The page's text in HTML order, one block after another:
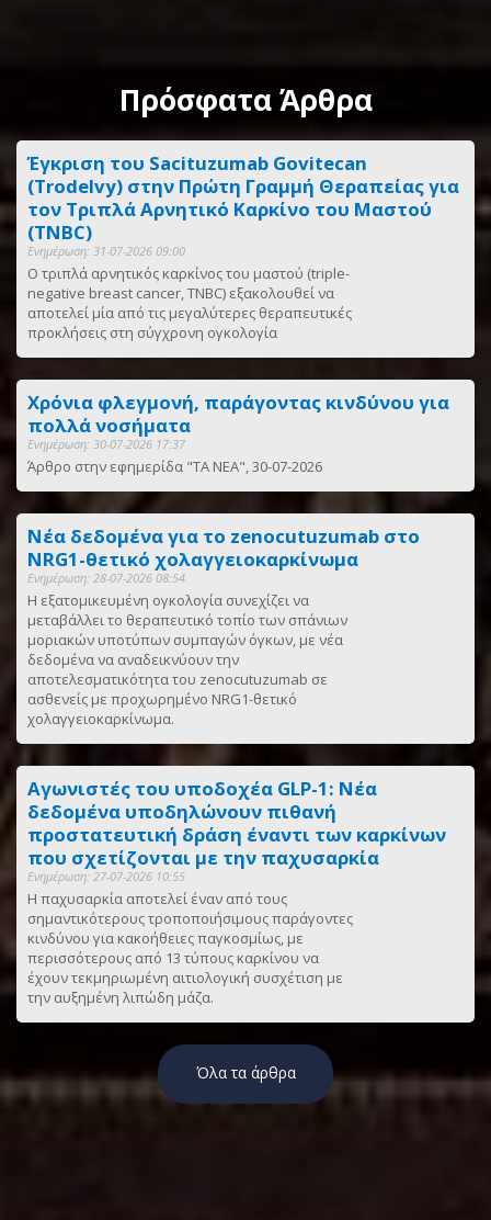
Πρόσφατα Άρθρα
Έγκριση του Sacituzumab Govitecan
(Trodelvy) στην Πρώτη Γραμμή Θεραπείας για
τον Τριπλά Αρνητικό Καρκίνο του Μαστού
(TNBC)
Ενημέρωση: 31-07-2026 09:00
Ο τριπλά αρνητικός καρκίνος του μαστού (triple-
negative breast cancer, TNBC) εξακολουθεί να
αποτελεί μία από τις μεγαλύτερες θεραπευτικές
προκλήσεις στη σύγχρονη ογκολογία
Χρόνια φλεγμονή, παράγοντας κινδύνου για
πολλά νοσήματα
Ενημέρωση: 30-07-2026 17:37
Άρθρο στην εφημερίδα "ΤΑ ΝΕΑ", 30-07-2026
Νέα δεδομένα για το zenocutuzumab στο
NRG1-θετικό χολαγγειοκαρκίνωμα
Ενημέρωση: 28-07-2026 08:54
Η εξατομικευμένη ογκολογία συνεχίζει να
μεταβάλλει το θεραπευτικό τοπίο των σπάνιων
μοριακών υποτύπων συμπαγών όγκων, με νέα
δεδομένα να αναδεικνύουν την
αποτελεσματικότητα του zenocutuzumab σε
ασθενείς με προχωρημένο NRG1-θετικό
χολαγγειοκαρκίνωμα.
Αγωνιστές του υποδοχέα GLP-1: Νέα
δεδομένα υποδηλώνουν πιθανή
προστατευτική δράση έναντι των καρκίνων
που σχετίζονται με την παχυσαρκία
Ενημέρωση: 27-07-2026 10:55
Η παχυσαρκία αποτελεί έναν από τους
σημαντικότερους τροποποιήσιμους παράγοντες
κινδύνου για κακοήθειες παγκοσμίως, με
περισσότερους από 13 τύπους καρκίνου να
έχουν τεκμηριωμένη αιτιολογική συσχέτιση με
την αυξημένη λιπώδη μάζα.
Όλα τα άρθρα